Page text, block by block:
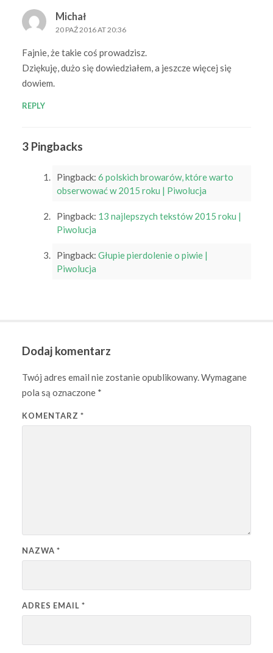
Michał
20 PAŹ 2016 AT 20:36
Fajnie, że takie coś prowadzisz.
Dziękuję, dużo się dowiedziałem, a jeszcze więcej się
dowiem.
REPLY
3 Pingbacks
Pingback:6 polskich browarów, które warto
obserwować w 2015 roku | Piwolucja
Pingback: 13 najlepszych tekstów 2015 roku |
Piwolucja
Pingback:Głupie pierdolenie o piwie |
Piwolucja
Dodaj komentarz
Twój adres email nie zostanie opublikowany.Wymagane
pola są oznaczone *
KOMENTARZ *
NAZWA *
ADRES EMAIL *